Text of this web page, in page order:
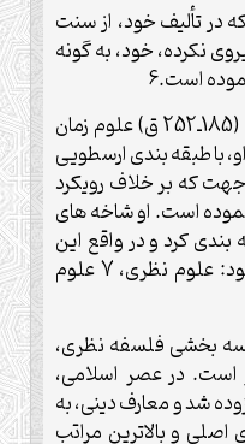
در تأليف خود، از سنت
نكرده، خود، به گونه
است.6
پس از جابر، يعقوب ابن اسحاق (185ـ252 ق) علوم زمان
با طبقه بندى ارسطويى
جهت كه بر خلاف رويكرد
است. او شاخه هاى
كرد و در واقع اين
دسته بندى را از ارسطو گرفته بود: علوم نظرى، 7 علوم
سه بخشى فلسفه نظرى،
است. در عصر اسلامى،
شد و معارف دينى، به
و بالاترين مراتب